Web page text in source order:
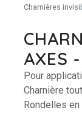
Charnières
AXES
Pour
Charnière
Rondelles en